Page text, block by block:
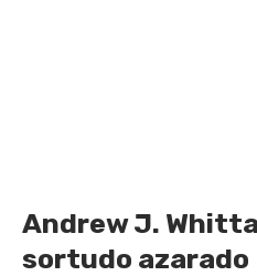
Andrew J.
sortudo azarado